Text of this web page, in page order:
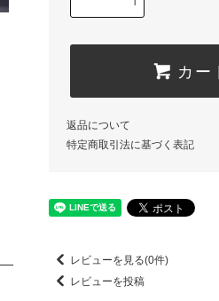
カー
返品について
特定商取引法に基づく表記
レビューを見る(0件)
レビューを投稿